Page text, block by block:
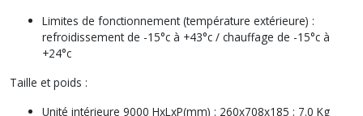
Limites de fonctionnement (température extérieure) :
refroidissement de -15°c à +43°c / chauffage de -15°c à
+24°c
Taille et poids :
Unité intérieure 9000 HxLxP(mm) : 260x708x185 ; 7.0 Kg